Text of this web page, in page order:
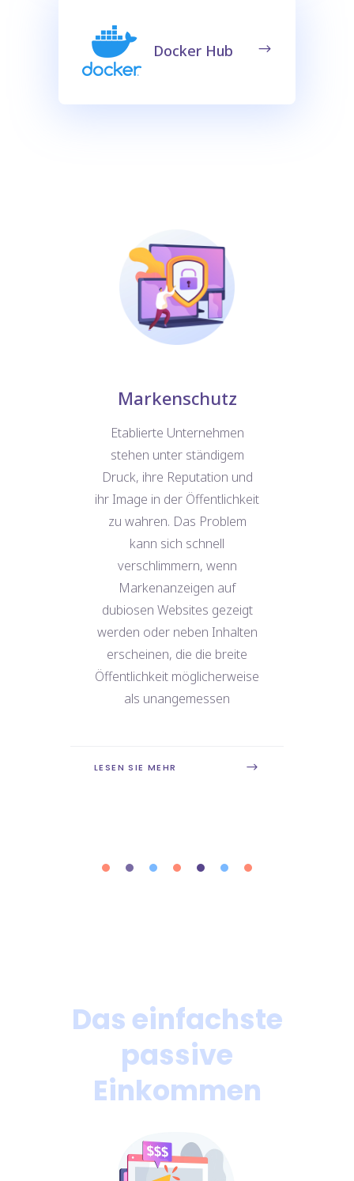
Docker Hub
Markenschutz
Etablierte Unternehmen
stehen unter ständigem
Druck, ihre Reputation und
ihr Image in der Öffentlichkeit
zu wahren. Das Problem
kann sich schnell
verschlimmern, wenn
Markenanzeigen auf
dubiosen Websites gezeigt
werden oder neben Inhalten
erscheinen, die die breite
Öffentlichkeit möglicherweise
als unangemessen
LESEN SIE MEHR
Das einfachste
passive
Einkommen